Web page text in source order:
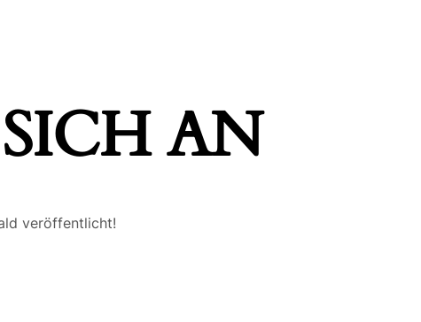
AN
veröffentlicht!